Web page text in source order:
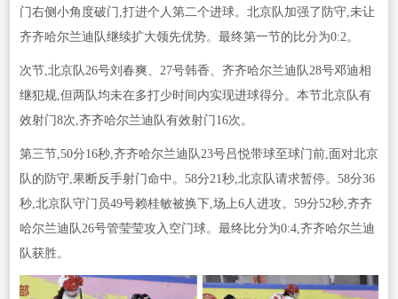
门右侧小角度破门,打进个人第二个进球。北京队加强了防守,未让
齐齐哈尔兰迪队继续扩大领先优势。最终第一节的比分为0:2。
次节,北京队26号刘春爽、27号韩香、齐齐哈尔兰迪队28号邓迪相
继犯规,但两队均未在多打少时间内实现进球得分。本节北京队有
效射门8次,齐齐哈尔兰迪队有效射门16次。
第三节,50分16秒,齐齐哈尔兰迪队23号吕悦带球至球门前,面对北京
队的防守,果断反手射门命中。58分21秒,北京队请求暂停。58分36
秒,北京队守门员49号赖桂敏被换下,场上6人进攻。59分52秒,齐齐
哈尔兰迪队26号管莹莹攻入空门球。最终比分为0:4,齐齐哈尔兰迪
队获胜。